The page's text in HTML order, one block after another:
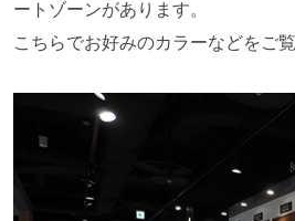
ートゾーンがあります。
こちらでお好みのカラーなどをご